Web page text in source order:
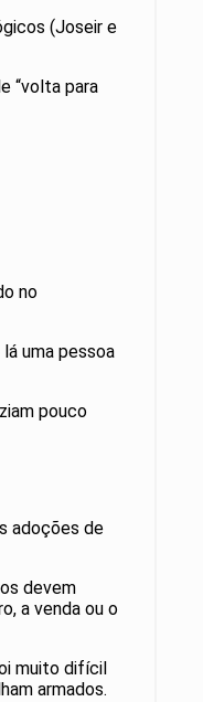
(Joseir e
“volta para
no
uma pessoa
pouco
adoções de
devem
a venda ou o
muito difícil
armados.